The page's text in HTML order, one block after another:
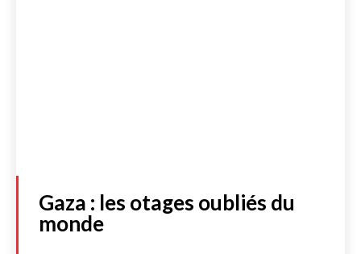
Gaza : les otages oubliés du
monde